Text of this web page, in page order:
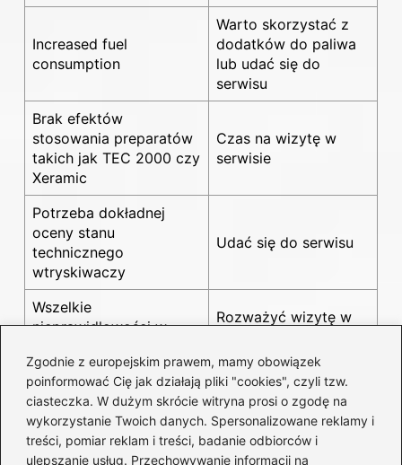
Zgodnie z europejskim prawem, mamy obowiązek
poinformować Cię jak działają pliki "cookies", czyli tzw.
ciasteczka. W dużym skrócie witryna prosi o zgodę na
wykorzystanie Twoich danych. Spersonalizowane reklamy i
treści, pomiar reklam i treści, badanie odbiorców i
ulepszanie usług. Przechowywanie informacji na
Increased fuel
consumption
Warto skorzystać z
dodatków do paliwa
lub udać się do
serwisu
Brak efektów
stosowania preparatów
takich jak TEC 2000 czy
Xeramic
Czas na wizytę w
serwisie
Potrzeba dokładnej
oceny stanu
technicznego
wtryskiwaczy
Udać się do serwisu
Wszelkie
nieprawidłowości w
Rozważyć wizytę w
Źródła:
https://autochemia.pl/product-pol-203-Xeramic-do-
czyszczenia-wtryskiwaczy-benzyny-250ml.html